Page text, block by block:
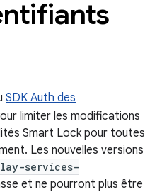
SDK Auth des
limiter les modifications
Smart Lock pour toutes
Les nouvelles versions
services-
et ne pourront plus être